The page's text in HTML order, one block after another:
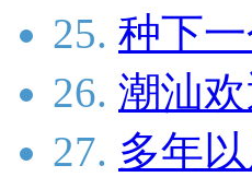
25. 种下
26. 潮汕
27. 多年